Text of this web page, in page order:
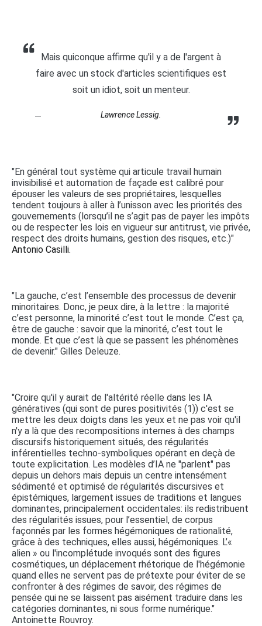
Mais quiconque affirme qu'il y a de l'argent à
faire avec un stock d'articles scientifiques est
soit un idiot, soit un menteur.
Lawrence Lessig.
"En général tout système qui articule travail humain
invisibilisé et automation de façade est calibré pour
épouser les valeurs de ses propriétaires, lesquelles
tendent toujours à aller à l’unisson avec les priorités des
gouvernements (lorsqu’il ne s’agit pas de payer les impôts
ou de respecter les lois en vigueur sur antitrust, vie privée,
respect des droits humains, gestion des risques, etc.)"
Antonio Casilli.
"La gauche, c’est l’ensemble des processus de devenir
minoritaires. Donc, je peux dire, à la lettre : la majorité
c’est personne, la minorité c’est tout le monde. C’est ça,
être de gauche : savoir que la minorité, c’est tout le
monde. Et que c’est là que se passent les phénomènes
de devenir." Gilles Deleuze.
"Croire qu'il y aurait de l'altérité réelle dans les IA
génératives (qui sont de pures positivités (1)) c'est se
mettre les deux doigts dans les yeux et ne pas voir qu'il
n'y a là que des recompositions internes à des champs
discursifs historiquement situés, des régularités
inférentielles techno-symboliques opérant en deçà de
toute explicitation. Les modèles d’IA ne "parlent" pas
depuis un dehors mais depuis un centre intensément
sédimenté et optimisé de régularités discursives et
épistémiques, largement issues de traditions et langues
dominantes, principalement occidentales: ils redistribuent
des régularités issues, pour l’essentiel, de corpus
façonnés par les formes hégémoniques de rationalité,
grâce à des techniques, elles aussi, hégémoniques. L’«
alien » ou l'incomplétude invoqués sont des figures
cosmétiques, un déplacement rhétorique de l'hégémonie
quand elles ne servent pas de prétexte pour éviter de se
confronter à des régimes de savoir, des régimes de
pensée qui ne se laissent pas aisément traduire dans les
catégories dominantes, ni sous forme numérique."
Antoinette Rouvroy.